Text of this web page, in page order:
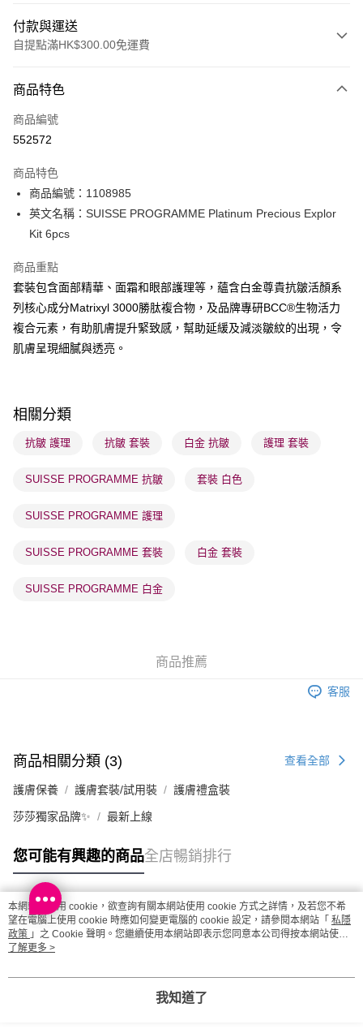
付款與運送
自提點滿HK$300.00免運費
信用卡
Apple Pay
PayMe
WeChat Pay
送貨方式
順豐自助櫃 - 確認發貨後1-3個工作天送達
每筆HK$65.00，滿HK$300.00或以上免運費
確認發貨後1-3 工作天送達，訂單將隨機分配至SF順豐速運或京東
物流公司進行物流配送
取。逾期會取消訂單，並不會安排重寄
取。逾期會取消訂單，並不會安排重寄
商品特色
商品編號
552572
商品特色
商品編號：1108985
英文名稱：SUISSE PROGRAMME Platinum Precious Explor
Kit 6pcs
商品重點
套裝包含面部精華、面霜和眼部護理等，蘊含白金尊貴抗皺活顏系
列核心成分Matrixyl 3000勝肽複合物，及品牌專研BCC®生物活力
複合元素，有助肌膚提升緊致感，幫助延緩及減淡皺紋的出現，令
肌膚呈現細膩與透亮。
相關分類
抗皺 護理 抗皺 套裝 白金 抗皺 護理 套裝
SUISSE PROGRAMME 抗皺 套裝 白色
SUISSE PROGRAMME 護理
SUISSE PROGRAMME 套裝 白金 套裝
SUISSE PROGRAMME 白金
商品推薦
客服
商品相關分類 (3) 查看全部
護膚保養 護膚套裝/試用裝 護膚禮盒裝
莎莎獨家品牌✨ 最新上線
您可能有興趣的商品全店暢銷排行
熱門標籤
熱銷排行
本網站中使用 cookie，欲查詢有關本網站使用 cookie 方式之詳情，及若您不希
望在電腦上使用 cookie 時應如何變更電腦的 cookie 設定，請參閱本網站「 私隱
政策 」之 Cookie 聲明。您繼續使用本網站即表示您同意本公司得按本網站使用
條款之 Cookie 聲明使用 cookie。
了解更多 >
我知道了